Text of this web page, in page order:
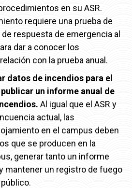
en su ASR.
requiere una prueba de
respuesta de emergencia al
dar a conocer los
con la prueba anual.
datos de incendios para el
un informe anual de
Al igual que el ASR y
actual, las
en el campus deben
que se producen en la
generar tanto un informe
mantener un registro de fuego